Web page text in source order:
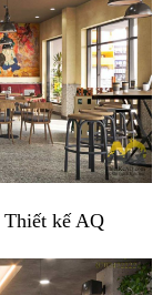
Thiết kế AQ